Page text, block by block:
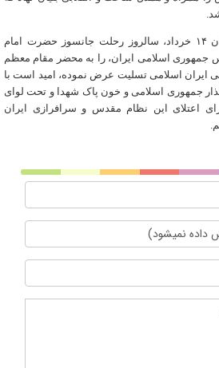
.
کلیه همکاران خدوم این سازمان ۱۴ خرداد، سالروز رحلت جانسوز حضرت امام
جمهوری اسلامی ایران، را به محضر مقام معظم
ایران اسلامی تسلیت عرض نموده، امید است با
جمهوری­ اسلامی و خون پاک شهدا و تحت لوای
اعتلای این نظام مقدس و سرافرازی ایران